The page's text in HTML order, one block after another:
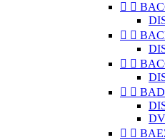
 
 
 
 
 